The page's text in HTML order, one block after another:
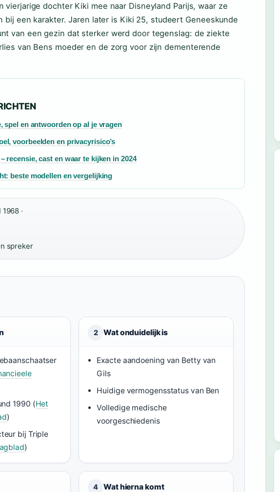
vierjarige dochter Kiki mee naar Disneyland Parijs, waar ze
bij een karakter. Jaren later is Kiki 25, studeert Geneeskunde
van een gezin dat sterker werd door tegenslag: de ziekte
van Bens moeder en de zorg voor zijn dementerende
spel en antwoorden op al je vragen
voorbeelden en privacyrisico’s
recensie, cast en waar te kijken in 2024
beste modellen en vergelijking
·
spreker
1990 (Het
)
bij Triple
)
2 Wat onduidelijk is
Exacte aandoening van Betty van
Gils
Huidige vermogensstatus van Ben
Volledige medische
voorgeschiedenis
4 Wat hierna komt